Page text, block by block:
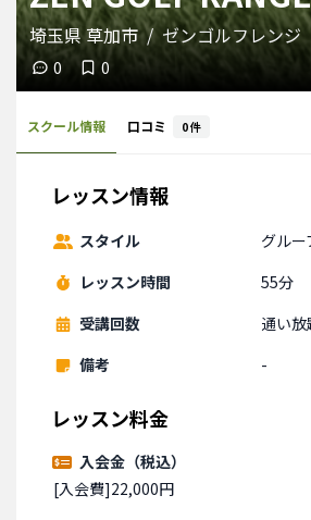
埼玉県 草加市 / ゼンゴルフレン
0 0
スクール情報 口コミ 0件
レッスン情報
スタイル
グルー
レッスン時間
55分
受講回数
通い放
備考
-
レッスン料金
入会金（税込）
[入会費]22,000円